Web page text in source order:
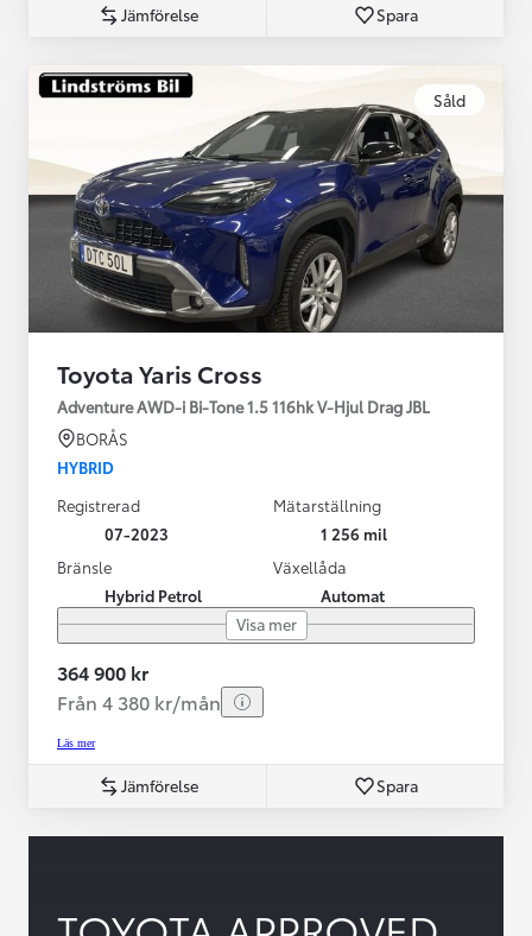
Jämförelse Spara
Såld
Toyota Yaris Cross
Adventure AWD-i Bi-Tone 1.5 116hk V-Hjul Drag JBL
BORÅS
HYBRID
Registrerad
07-2023
Mätarställning
1 256 mil
Bränsle
Hybrid Petrol
Växellåda
Automat
Visa mer
364 900 kr
Från 4 380 kr/mån
Läs mer
Jämförelse Spara